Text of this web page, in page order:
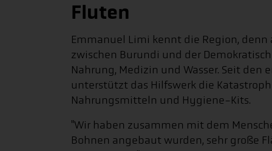
Fluten
Emmanuel Limi kennt die Region,
zwischen Burundi und der
Nahrung, Medizin und Wasser. Seit
unterstützt das Hilfswerk die
Nahrungsmitteln und Hygiene-Kits.
"Wir haben zusammen mit dem
Bohnen angebaut wurden, sehr große